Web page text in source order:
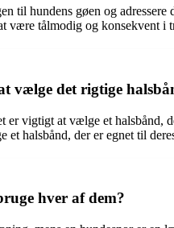
til hundens gøen og
tålmodig og konsekvent i
vælge det rigtige
vigtigt at vælge et halsbånd,
halsbånd, der er egnet til
hver af dem?